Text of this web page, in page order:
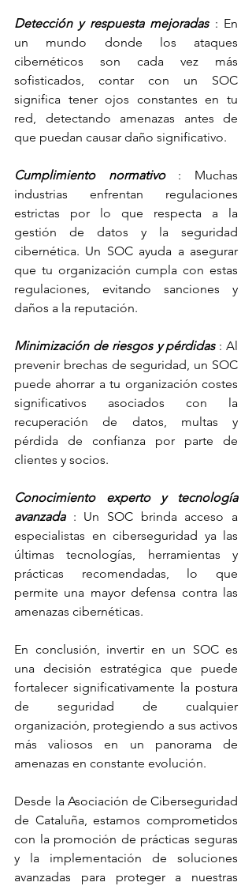
Detección y respuesta mejoradas : En
un mundo donde los ataques
cibernéticos son cada vez más
sofisticados, contar con un SOC
significa tener ojos constantes en tu
red, detectando amenazas antes de
que puedan causar daño significativo.
Cumplimiento normativo : Muchas
industrias enfrentan regulaciones
estrictas por lo que respecta a la
gestión de datos y la seguridad
cibernética. Un SOC ayuda a asegurar
que tu organización cumpla con estas
regulaciones, evitando sanciones y
daños a la reputación.
Minimización de riesgos y pérdidas : Al
prevenir brechas de seguridad, un SOC
puede ahorrar a tu organización costes
significativos asociados con la
recuperación de datos, multas y
pérdida de confianza por parte de
clientes y socios.
Conocimiento experto y tecnología
avanzada : Un SOC brinda acceso a
especialistas en ciberseguridad ya las
últimas tecnologías, herramientas y
prácticas recomendadas, lo que
permite una mayor defensa contra las
amenazas cibernéticas.
En conclusión, invertir en un SOC es
una decisión estratégica que puede
fortalecer significativamente la postura
de seguridad de cualquier
organización, protegiendo a sus activos
más valiosos en un panorama de
amenazas en constante evolución.
Desde la Asociación de Ciberseguridad
de Cataluña, estamos comprometidos
con la promoción de prácticas seguras
y la implementación de soluciones
avanzadas para proteger a nuestras